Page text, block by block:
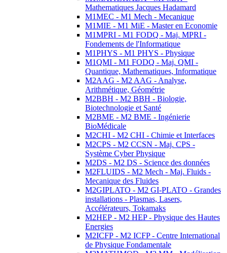
Mathematiques Jacques Hadamard
M1MEC - M1 Mech - Mecanique
M1MIE - M1 MiE - Master en Economie
M1MPRI - M1 FODQ - Maj. MPRI -
Fondements de l'Informatique
M1PHYS - M1 PHYS - Physique
M1QMI - M1 FODQ - Maj. QMI -
Quantique, Mathematiques, Informatique
M2AAG - M2 AAG - Analyse,
Arithmétique, Géométrie
M2BBH - M2 BBH - Biologie,
Biotechnologie et Santé
M2BME - M2 BME - Ingénierie
BioMédicale
M2CHI - M2 CHI - Chimie et Interfaces
M2CPS - M2 CCSN - Maj. CPS -
Système Cyber Physique
M2DS - M2 DS - Science des données
M2FLUIDS - M2 Mech - Maj. Fluids -
Mecanique des Fluides
M2GIPLATO - M2 GI-PLATO - Grandes
installations - Plasmas, Lasers,
Accélérateurs, Tokamaks
M2HEP - M2 HEP - Physique des Hautes
Energies
M2ICFP - M2 ICFP - Centre International
de Physique Fondamentale